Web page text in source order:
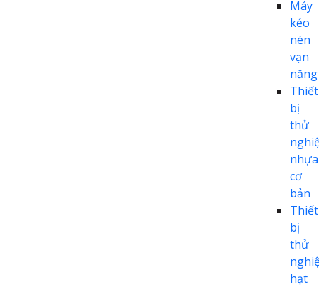
Máy
kéo
nén
vạn
năng
Thiết
bị
thử
nhựa
cơ
bản
Thiết
bị
thử
hạt